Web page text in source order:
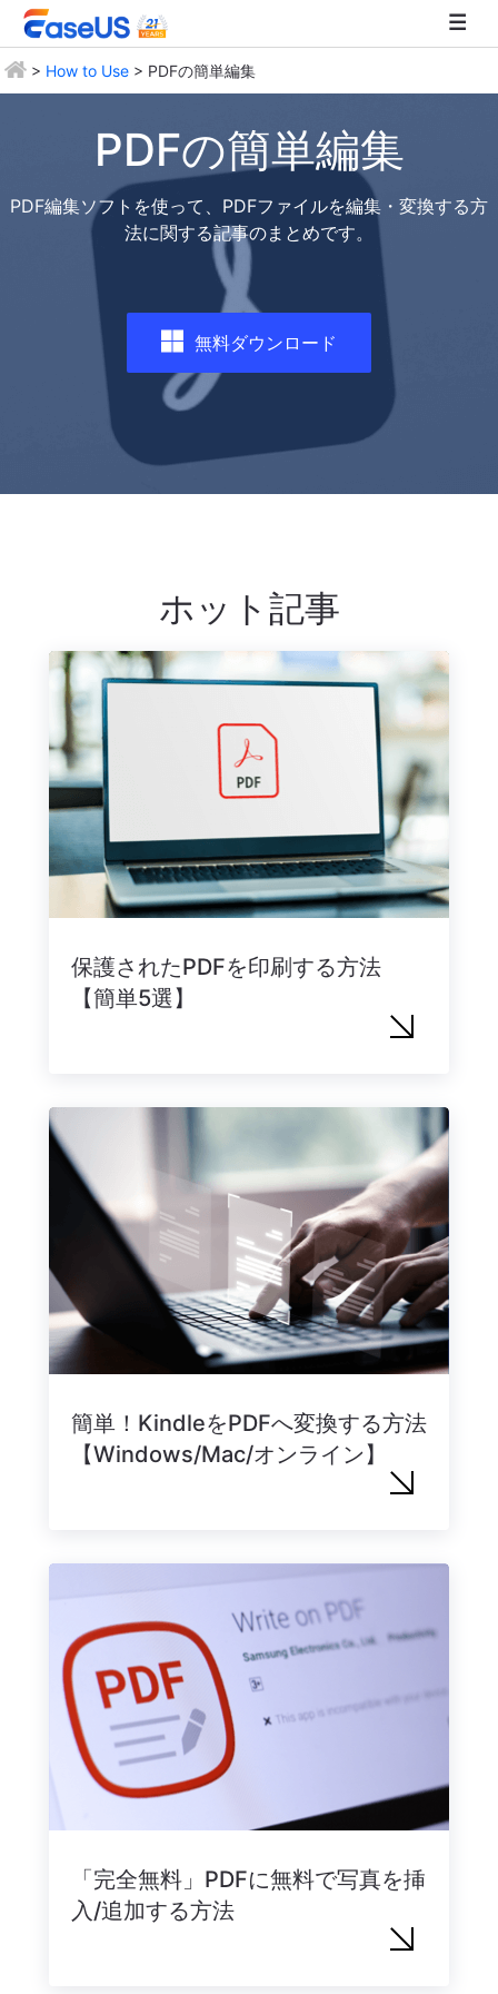
> How to Use > PDFの簡単編集
PDFの簡単編集
PDF編集ソフトを使って、PDFファイルを編集・変換する方
法に関する記事のまとめです。
 無料ダウンロード
ホット記事
保護されたPDFを印刷する方法
【簡単5選】
簡単！KindleをPDFへ変換する方法
【Windows/Mac/オンライン】
「完全無料」PDFに無料で写真を挿
入/追加する方法